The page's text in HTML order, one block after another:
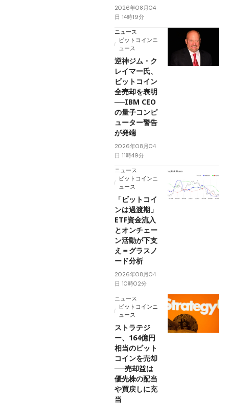
2026年08月04
日 14時19分
ニュース
ビットコインニ
ュース
逆神ジム・ク
レイマー氏、
ビットコイン
全売却を表明
──IBM CEO
の量子コンピ
ューター警告
が発端
2026年08月04
日 11時49分
ニュース
ビットコインニ
ュース
「ビットコイ
ンは過渡期」
ETF資金流入
とオンチェー
ン活動が下支
え＝グラスノ
ード分析
2026年08月04
日 10時02分
ニュース
ビットコインニ
ュース
ストラテジ
ー、164億円
相当のビット
コインを売却
──売却益は
優先株の配当
や買戻しに充
当